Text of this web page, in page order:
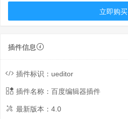
立即购买
插件信息
插件标识： ueditor
插件名称： 百度编辑器插件
最新版本： 4.0